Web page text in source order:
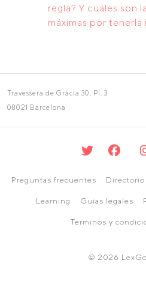
regla? Y cuáles son
máximas por tenerla
Travessera de Gràcia 30, Pl. 3
08021 Barcelona
Preguntas frecuentes Directorio
Learning Guías legales
Términos y
© 2026